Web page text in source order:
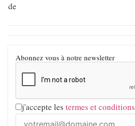
de
Abonnez vous à notre newsletter
j'accepte les termes et conditions